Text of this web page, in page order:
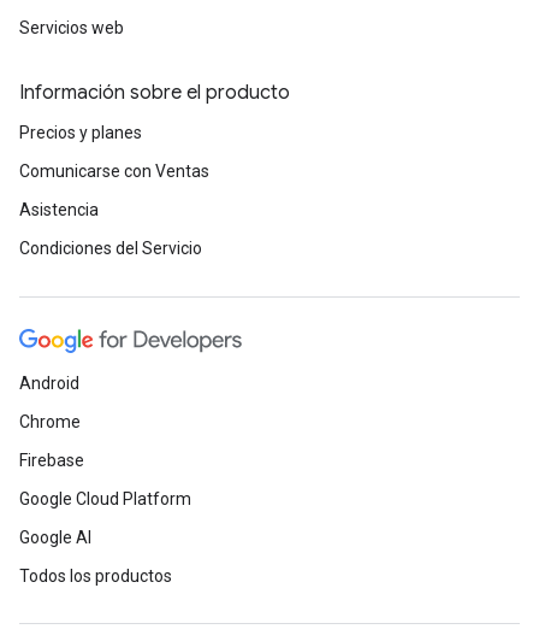
Servicios web
Información sobre el producto
Precios y planes
Comunicarse con Ventas
Asistencia
Condiciones del Servicio
Android
Chrome
Firebase
Google Cloud Platform
Google AI
Todos los productos